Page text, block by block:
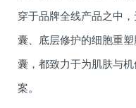
穿于品牌全线产品之中
囊、底层修护的细胞重
囊，都致力于为肌肤与
案。